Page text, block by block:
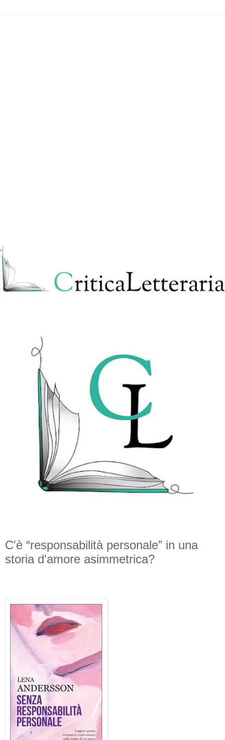
C'è “responsabilità personale” in una
storia d'amore asimmetrica?